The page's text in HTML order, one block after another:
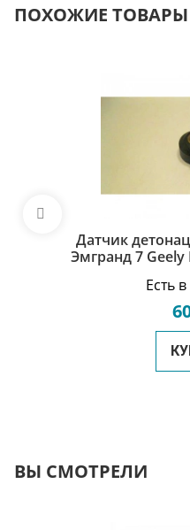
ПОХОЖИЕ ТОВАРЫ
Датчик
Эмгранд 7 Geely
Есть
ВЫ СМОТРЕЛИ